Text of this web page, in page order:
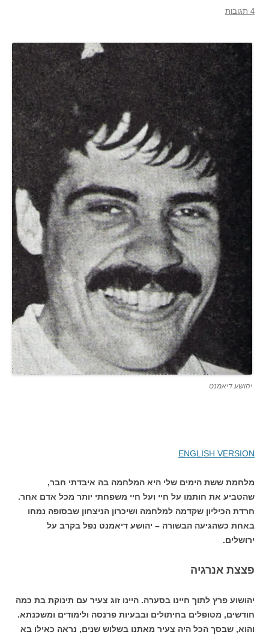
4 תגובות
יהושע דיאמנט
ENGLISH VERSION
מלחמת ששת הימים שלי היא המלחמה בה איבדתי חבר,
שהטביע את חותמו על חיי ועל חיי משפחתי יותר מכל אדם אחר.
חרדת הכיליון שקדמה למלחמה ושיכרון הניצחון שבסופה נמחו
באחת כשהגיעה הבשורה – יהושע דיאמנט נפל בקרב על
ירושלים.
פצצת אנרגיה
יהושוע פרץ לתוך חיינו בסערה. היינו זוג צעיר עם תינוקת בת כמה
חודשים, מטופלים בחיתולים ובבעיות פרנסה ולימודים ומשכנתא.
והוא, שבסך הכל היה צעיר מאתנו בשלוש שנים, נראה כאילו בא